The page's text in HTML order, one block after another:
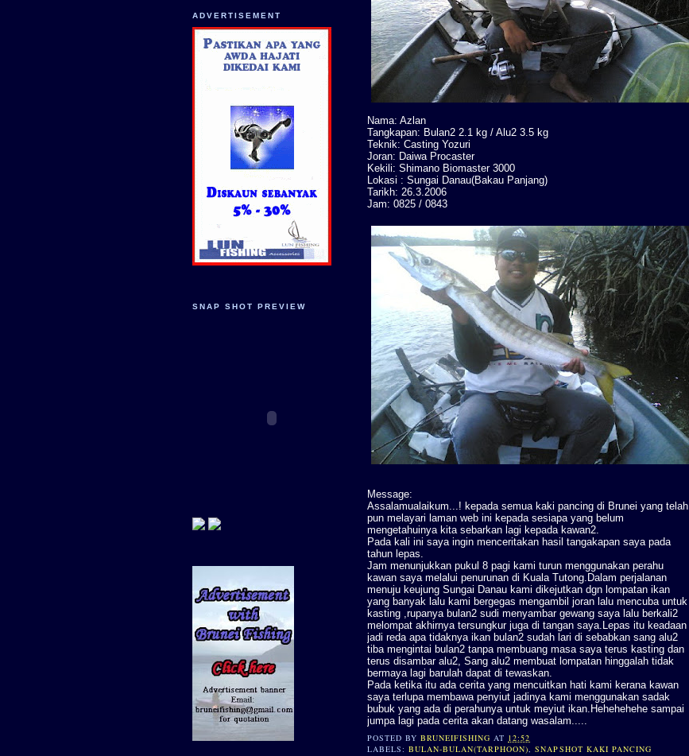
ADVERTISEMENT
SNAP SHOT PREVIEW
Nama: Azlan
Tangkapan: Bulan2 2.1 kg / Alu2 3.5 kg
Teknik: Casting Yozuri
Joran: Daiwa Procaster
Kekili: Shimano Biomaster 3000
Lokasi : Sungai Danau(Bakau Panjang)
Tarikh: 26.3.2006
Jam: 0825 / 0843
Message:
Assalamualaikum...! kepada semua kaki pancing di Brunei yang telah
pun melayari laman web ini kepada sesiapa yang belum
mengetahuinya kita sebarkan lagi kepada kawan2.
Pada kali ini saya ingin menceritakan hasil tangakapan saya pada
tahun lepas.
Jam menunjukkan pukul 8 pagi kami turun menggunakan perahu
kawan saya melalui penurunan di Kuala Tutong.Dalam perjalanan
menuju keujung Sungai Danau kami dikejutkan dgn lompatan ikan
yang banyak lalu kami bergegas mengambil joran lalu mencuba untuk
kasting ,rupanya bulan2 sudi menyambar gewang saya lalu berkali2
melompat akhirnya tersungkur juga di tangan saya.Lepas itu keadaan
jadi reda apa tidaknya ikan bulan2 sudah lari di sebabkan sang alu2
tiba mengintai bulan2 tanpa membuang masa saya terus kasting dan
terus disambar alu2, Sang alu2 membuat lompatan hinggalah tidak
bermaya lagi barulah dapat di tewaskan.
Pada ketika itu ada cerita yang mencuitkan hati kami kerana kawan
saya terlupa membawa penyiut jadinya kami menggunakan sadak
bubuk yang ada di perahunya untuk meyiut ikan.Hehehehehe sampai
jumpa lagi pada cerita akan datang wasalam.....
POSTED BYBRUNEIFISHING AT 12:52
LABELS:BULAN-BULAN(TARPHOON),SNAPSHOT KAKI PANCING